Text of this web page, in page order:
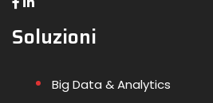
Soluzioni
Big Data & Analytics